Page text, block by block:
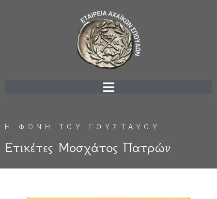
Η ΦΩΝΗ ΤΟΥ ΓΟΥΣΤΑΥΟΥ
Ετικέτες Μοσχάτος Πατρών